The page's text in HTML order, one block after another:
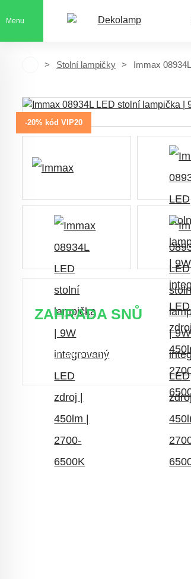
Menu
Stolní lampičky Immax
-20% kód VIP20
ZAHRADA SNŮ
objednávky nad 10.000 Kč